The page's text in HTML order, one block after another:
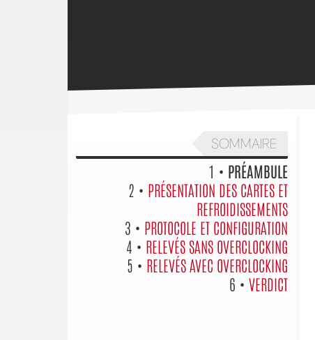
SOMMAIRE
1 • PRÉAMBULE
2 • PRÉSENTATION DES CARTES ET
REFROIDISSEMENTS
3 • PROTOCOLE ET CONFIGURATION
4 • RELEVÉS SANS OVERCLOCKING
5 • RELEVÉS AVEC OVERCLOCKING
6 • VERDICT